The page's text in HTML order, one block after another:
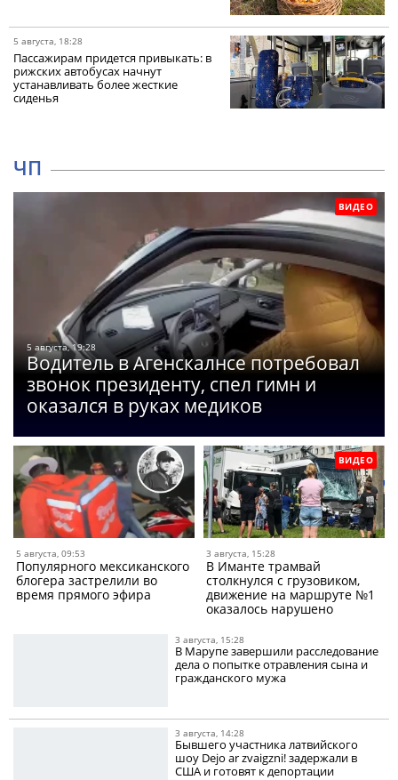
5 августа, 18:28
Пассажирам придется привыкать: в
рижских автобусах начнут
устанавливать более жесткие
сиденья
ЧП
ВИДЕО
5 августа, 19:28
Водитель в Агенскалнсе потребовал
звонок президенту, спел гимн и
оказался в руках медиков
5 августа, 09:53
Популярного мексиканского
блогера застрелили во
время прямого эфира
ВИДЕО
3 августа, 15:28
В Иманте трамвай
столкнулся с грузовиком,
движение на маршруте №1
оказалось нарушено
3 августа, 15:28
В Марупе завершили расследование
дела о попытке отравления сына и
гражданского мужа
3 августа, 14:28
Бывшего участника латвийского
шоу Dejo ar zvaigzni! задержали в
США и готовят к депортации